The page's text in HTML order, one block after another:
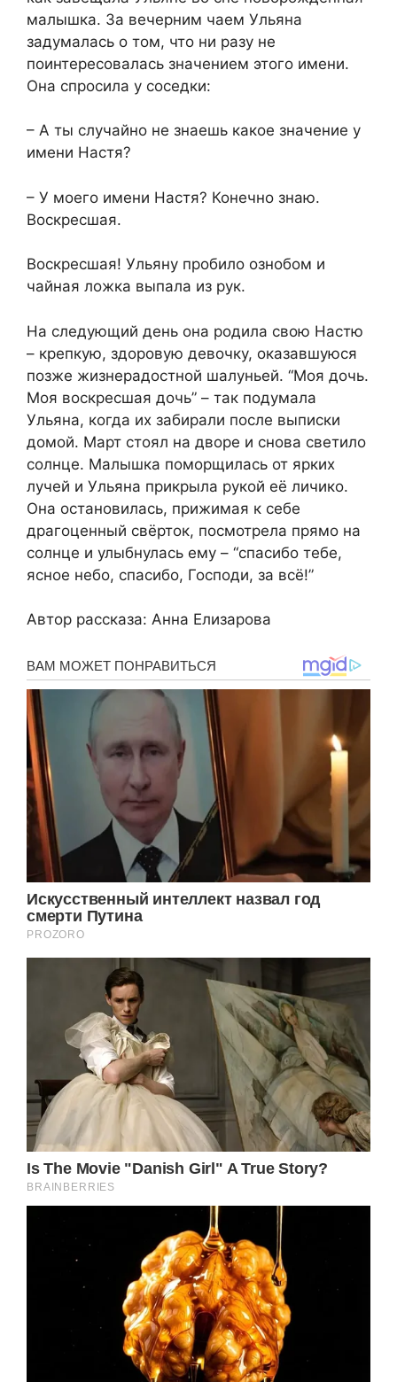
малышка. За вечерним чаем Ульяна
задумалась о том, что ни разу не
поинтересовалась значением этого имени.
Она спросила у соседки:
– А ты случайно не знаешь какое значение у
имени Настя?
– У моего имени Настя? Конечно знаю.
Воскресшая.
Воскресшая! Ульяну пробило ознобом и
чайная ложка выпала из рук.
На следующий день она родила свою Настю
– крепкую, здоровую девочку, оказавшуюся
позже жизнерадостной шалуньей. “Моя дочь.
Моя воскресшая дочь” – так подумала
Ульяна, когда их забирали после выписки
домой. Март стоял на дворе и снова светило
солнце. Малышка поморщилась от ярких
лучей и Ульяна прикрыла рукой её личико.
Она остановилась, прижимая к себе
драгоценный свёрток, посмотрела прямо на
солнце и улыбнулась ему – “спасибо тебе,
ясное небо, спасибо, Господи, за всё!”
Автор рассказа: Анна Елизарова